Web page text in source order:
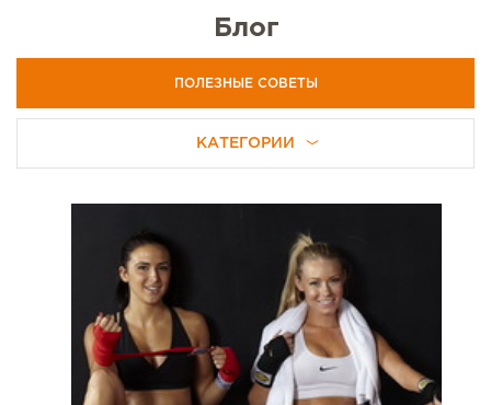
Блог
ПОЛЕЗНЫЕ СОВЕТЫ
КАТЕГОРИИ